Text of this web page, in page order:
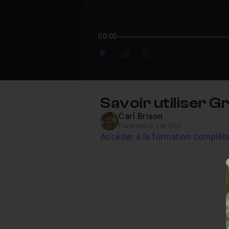
00:00
PlayForwardForward
Savoir utiliser
Carl Brison
Accéder à la formation